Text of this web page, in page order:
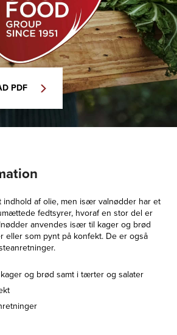
PDF
af olie, men især valnødder har et
fedtsyrer, hvoraf en stor del er
anvendes især til kager og brød
eller som pynt på konfekt. De er også
og brød samt i tærter og salater